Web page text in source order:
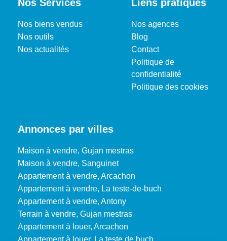
Nos Services
Nos biens vendus
Nos outils
Nos actualités
Liens pratiques
Nos agences
Blog
Contact
Politique de
confidentialité
Politique des cookies
Annonces par villes
Maison à vendre, Gujan mestras
Maison à vendre, Sanguinet
Appartement à vendre, Arcachon
Appartement à vendre, La teste-de-buch
Appartement à vendre, Antony
Terrain à vendre, Gujan mestras
Appartement à louer, Arcachon
Appartement à louer, La teste de buch